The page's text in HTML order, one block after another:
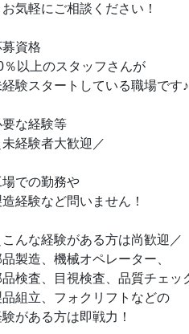
気軽にご相談ください！
募資格
％以上のスタッフさんが
経験スタートしている職場です♪
要な経験等
未経験者大歓迎／
場での勤務や
経験など問いません！
こんな経験がある方は尚歓迎／
製造、機械オペレーター、
検査、目視検査、品質チェッ
品組立、フォクリフトなどの
がある方は即戦力！